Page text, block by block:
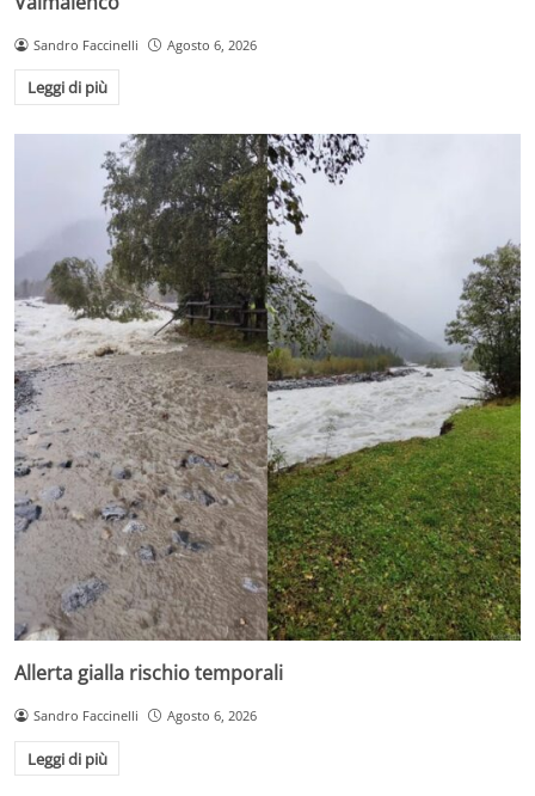
Sandro Faccinelli Agosto 6, 2026
Leggi di più
Allerta gialla rischio temporali
Sandro Faccinelli Agosto 6, 2026
Leggi di più